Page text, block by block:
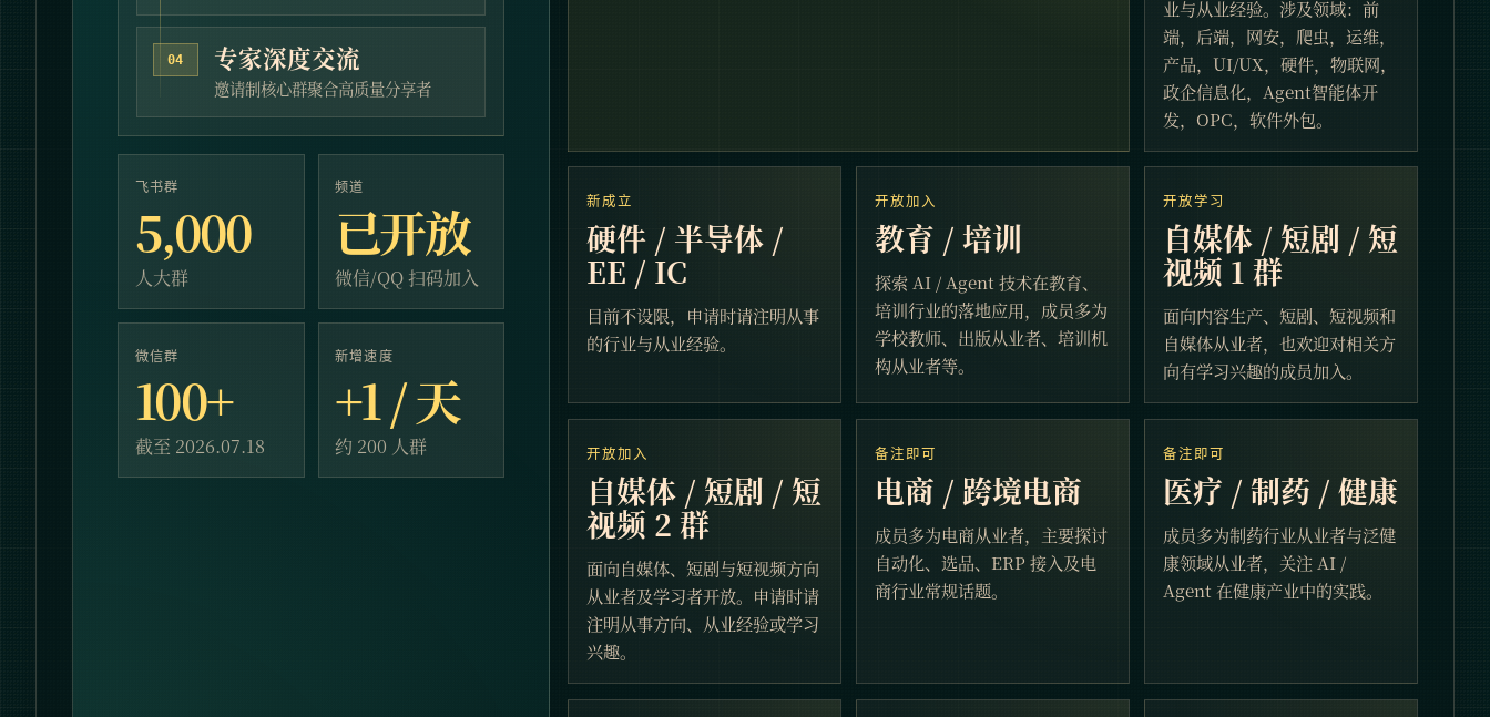
04 专家深度交流
邀请制核心群聚合高质量分享者
飞书群
5,000
人大群
频道
已开放
微信/QQ 扫码加入
微信群
100+
截至 2026.07.18
新增速度
+1 / 天
约 200 人群
业与从业经验。涉及领域：前
端，后端，网安，爬虫，运维，
产品，UI/UX，硬件，物联网，
政企信息化，Agent智能体开
发，OPC，软件外包。
新成立
硬件 / 半导体 /
EE / IC
目前不设限，申请时请注明从事
的行业与从业经验。
开放加入
教育 / 培训
探索 AI / Agent 技术在教育、
培训行业的落地应用，成员多为
学校教师、出版从业者、培训机
构从业者等。
开放学习
自媒体 / 短剧 / 短
视频 1 群
面向内容生产、短剧、短视频和
自媒体从业者，也欢迎对相关方
向有学习兴趣的成员加入。
开放加入
自媒体 / 短剧 / 短
视频 2 群
面向自媒体、短剧与短视频方向
从业者及学习者开放。申请时请
注明从事方向、从业经验或学习
兴趣。
备注即可
电商 / 跨境电商
成员多为电商从业者，主要探讨
自动化、选品、ERP 接入及电
商行业常规话题。
备注即可
医疗 / 制药 / 健康
成员多为制药行业从业者与泛健
康领域从业者，关注 AI /
Agent 在健康产业中的实践。